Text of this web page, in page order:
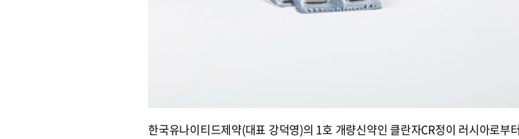
한국유나이티드제약(대표 강덕영)의 1호 개량신약인 클란자CR정이 러시아로부